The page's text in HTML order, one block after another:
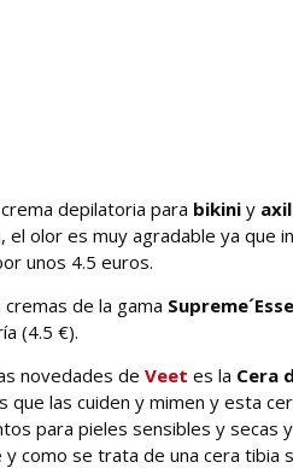
depilatoria para bikini y
el olor es muy agradable ya que
unos 4.5 euros.
de la gama
(4.5 €).
novedades de Veet es la Cera
que las cuiden y mimen y esta
para pieles sensibles y secas
y como se trata de una cera tibia